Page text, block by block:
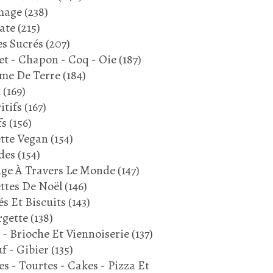
(238)
(215)
Sucrés (207)
- Chapon - Coq - Oie(187)
De Terre(184)
(169)
(167)
(156)
Vegan (154)
(154)
À Travers Le Monde(147)
De Noël(146)
Et Biscuits (143)
(138)
Brioche Et Viennoiserie(137)
- Gibier (135)
- Tourtes - Cakes - Pizza Et